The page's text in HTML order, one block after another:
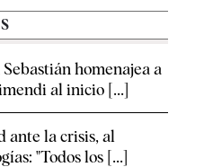
homenajea a
al inicio [...]
ante la crisis, al
"Todos los [...]